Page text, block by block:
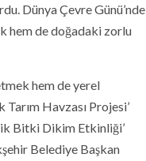
Dünya Çevre Günü’nde
hem de doğadaki zorlu
hem de yerel
Havzası Projesi’
Bitki Dikim Etkinliği’
Belediye Başkan